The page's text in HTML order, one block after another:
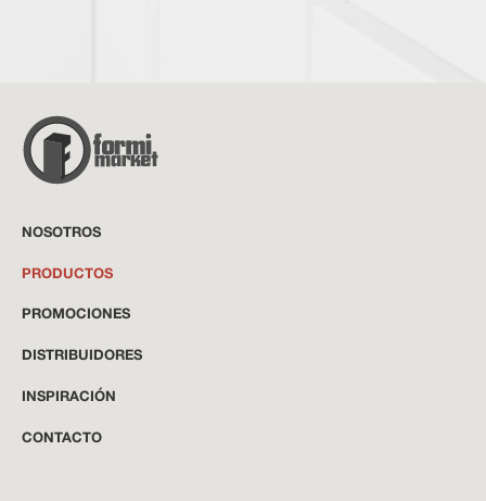
NOSOTROS
PRODUCTOS
PROMOCIONES
DISTRIBUIDORES
INSPIRACIÓN
CONTACTO